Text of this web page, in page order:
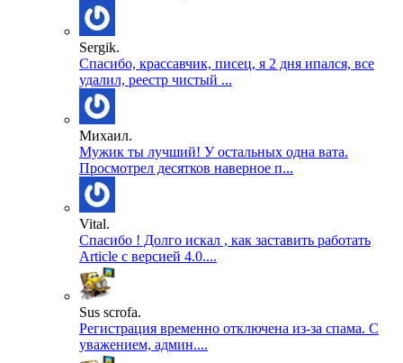
Sergik.
Спасибо, крассавчик, писец, я 2 дня ипался, все
удалил, реестр чистый ...
Михаил.
Мужик ты лучший! У остальных одна вата.
Просмотрел десятков наверное п...
Vital.
Спасибо ! Долго искал , как заставить работать
Article с версией 4.0....
Sus scrofa.
Регистрация временно отключена из-за спама. С
уважением, админ....